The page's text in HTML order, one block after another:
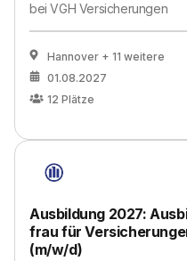
beiVGH Versicherungen
Hannover + 11 weitere
01.08.2027
12 Plätze
Ausbildung 2027:
frau für
(m/w/d)